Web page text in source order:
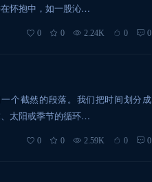
怀抱中，如一股沁…
0 0 2.24K 0 0
个截然的段落。我们把时间划分成
太阳或季节的循环…
0 0 2.59K 0 0